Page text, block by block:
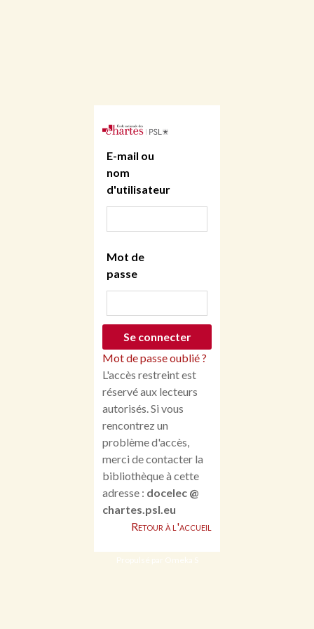
E-mail ou
nom
d'utilisateur
Mot de
passe
Mot de passe oublié ?
L'accès restreint est
réservé aux lecteurs
autorisés. Si vous
rencontrez un
problème d'accès,
merci de contacter la
bibliothèque à cette
adresse : docelec @
chartes.psl.eu
Retour à l'accueil
Propulsé par Omeka S